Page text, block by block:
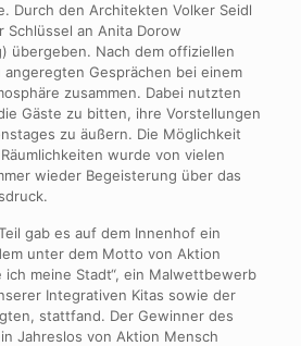
Durch den Architekten Volker Seidl
Schlüssel an Anita Dorow
übergeben. Nach dem offiziellen
angeregten Gesprächen bei einem
zusammen. Dabei nutzten
Gäste zu bitten, ihre Vorstellungen
zu äußern. Die Möglichkeit
wurde von vielen
wieder Begeisterung über das
gab es auf dem Innenhof ein
unter dem Motto von Aktion
ich meine Stadt“, ein Malwettbewerb
Integrativen Kitas sowie der
stattfand. Der Gewinner des
Jahreslos von Aktion Mensch